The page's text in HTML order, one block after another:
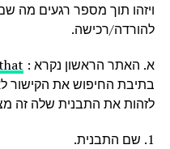
ויזהו תוך מספר רגעים מה
להורדה/רכישה.
א. האתר הראשון נקרא :
בתיבת החיפוש את הקישור
לזהות את התבנית שלה זה
1. שם התבנית.